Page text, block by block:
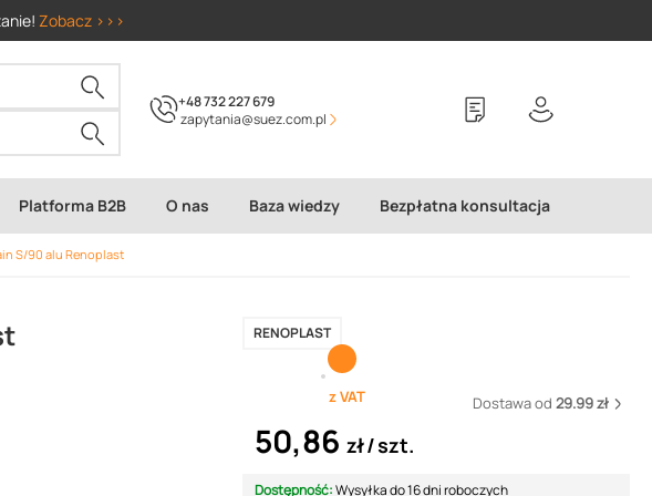
Zobacz >>>
+48 732 227 679
zapytania@suez.com.pl
Platforma B2B O nas Baza wiedzy Bezpłatna konsultacja
S/90 alu Renoplast
RENOPLAST
z VAT Dostawa od 29.99 zł
50,86 zł szt.
Dostępność:Wysyłka do 16 dni roboczych